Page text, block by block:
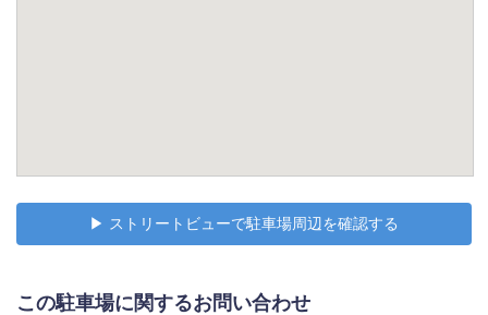
▶︎ ストリートビューで駐車場周辺を確認する
この駐車場に関するお問い合わせ